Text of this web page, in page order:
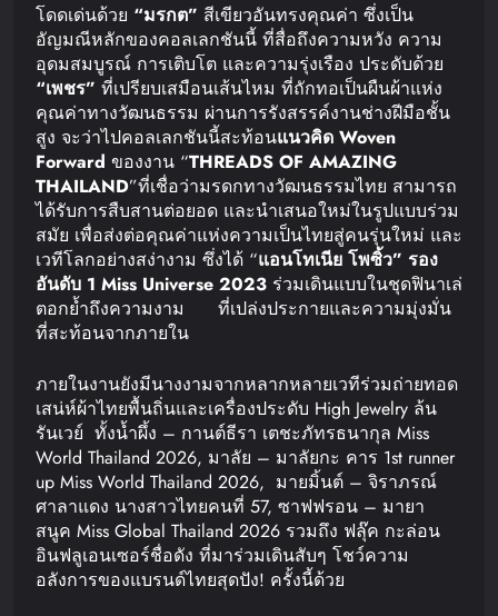
โดดเด่นด้วย “มรกต” สีเขียวอันทรงคุณค่า ซึ่งเป็น
อัญมณีหลักของคอลเลกชันนี้ ที่สื่อถึงความหวัง ความ
อุดมสมบูรณ์ การเติบโต และความรุ่งเรือง ประดับด้วย
“เพชร” ที่เปรียบเสมือนเส้นไหม ที่ถักทอเป็นผืนผ้าแห่ง
คุณค่าทางวัฒนธรรม ผ่านการรังสรรค์งานช่างฝีมือชั้น
สูง จะว่าไปคอลเลกชันนี้สะท้อนแนวคิด Woven
Forward ของงาน “THREADS OF AMAZING
THAILAND”ที่เชื่อว่ามรดกทางวัฒนธรรมไทย สามารถ
ได้รับการสืบสานต่อยอด และนำเสนอใหม่ในรูปแบบร่วม
สมัย เพื่อส่งต่อคุณค่าแห่งความเป็นไทยสู่คนรุ่นใหม่ และ
เวทีโลกอย่างสง่างาม ซึ่งได้ “แอนโทเนีย โพซิ้ว” รอง
อันดับ 1 Miss Universe 2023 ร่วมเดินแบบในชุดฟินาเล่
ตอกย้ำถึงความงาม ที่เปล่งประกายและความมุ่งมั่น
ที่สะท้อนจากภายใน
ภายในงานยังมีนางงามจากหลากหลายเวทีร่วมถ่ายทอด
เสน่ห์ผ้าไทยพื้นถิ่นและเครื่องประดับ High Jewelry ล้น
รันเวย์ ทั้งน้ำผึ้ง – กานต์ธีรา เตชะภัทรธนากุล Miss
World Thailand 2026, มาลัย – มาลัยกะ คาร 1st runner
up Miss World Thailand 2026, มายมิ้นต์ – จิราภรณ์
ศาลาแดง นางสาวไทยคนที่ 57, ซาฟฟรอน – มายา
สนูค Miss Global Thailand 2026 รวมถึง ฟลุ๊ค กะล่อน
อินฟลูเอนเซอร์ชื่อดัง ที่มาร่วมเดินสับๆ โชว์ความ
อลังการของแบรนด์ไทยสุดปัง! ครั้งนี้ด้วย